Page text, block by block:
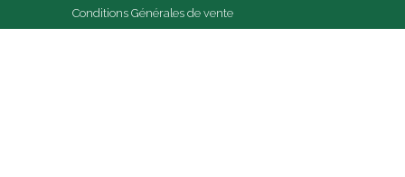
Conditions Générales de vente